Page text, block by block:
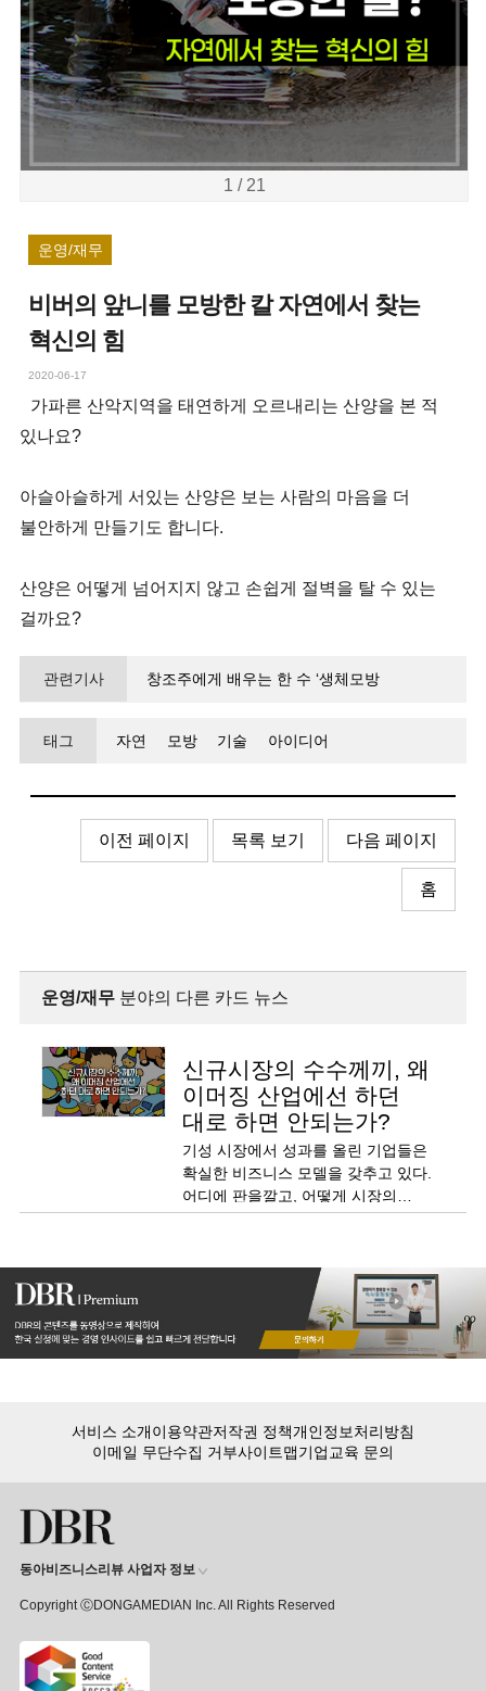
1 / 21
운영/재무
비버의 앞니를 모방한 칼 자연에서 찾는
혁신의 힘
2020-06-17
가파른 산악지역을 태연하게 오르내리는 산양을 본 적
있나요?
아슬아슬하게 서있는 산양은 보는 사람의 마음을 더
불안하게 만들기도 합니다.
산양은 어떻게 넘어지지 않고 손쉽게 절벽을 탈 수 있는
걸까요?
관련기사
창조주에게 배우는 한 수 ‘생체모방
태그
자연 모방 기술 아이디어
이전 페이지 목록 보기 다음 페이지
홈
운영/재무분야의 다른 카드 뉴스
신규시장의 수수께끼, 왜
이머징 산업에선 하던
대로 하면 안되는가?
기성 시장에서 성과를 올린 기업들은
확실한 비즈니스 모델을 갖추고 있다.
어디에 판을깔고, 어떻게 시장의
승자가 될 것인가?
서비스 소개이용약관저작권 정책개인정보처리방침
이메일 무단수집 거부사이트맵기업교육 문의
동아비즈니스리뷰 사업자 정보
Copyright ⒸDONGAMEDIAN Inc. All Rights Reserved